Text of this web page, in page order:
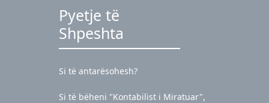
Pyetje të
Shpeshta
Si të antarësohesh?
Si të bëheni "Kontabilist i Miratuar",